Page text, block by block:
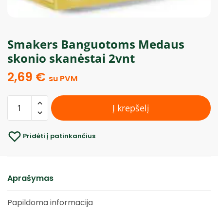
Smakers Banguotoms Medaus
skonio skanėstai 2vnt
2,69 € su PVM
Į krepšelį
Pridėti į patinkančius
Aprašymas
Papildoma informacija